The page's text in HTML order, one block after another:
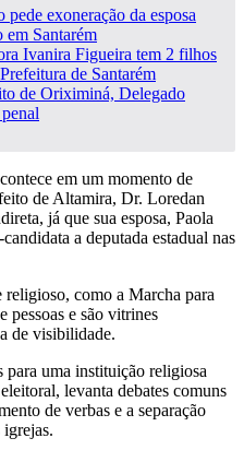
exoneração da esposa
em Santarém
Ivanira Figueira tem 2 filhos
de Santarém
de Oriximiná, Delegado
em um momento de
de Altamira, Dr. Loredan
já que sua esposa, Paola
a deputada estadual nas
religioso, como a Marcha para
pessoas e são vitrines
de visibilidade.
para uma instituição religiosa
levanta debates comuns
de verbas e a separação
igrejas.